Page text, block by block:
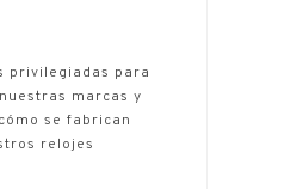
privilegiadas para
marcas y
se fabrican
relojes